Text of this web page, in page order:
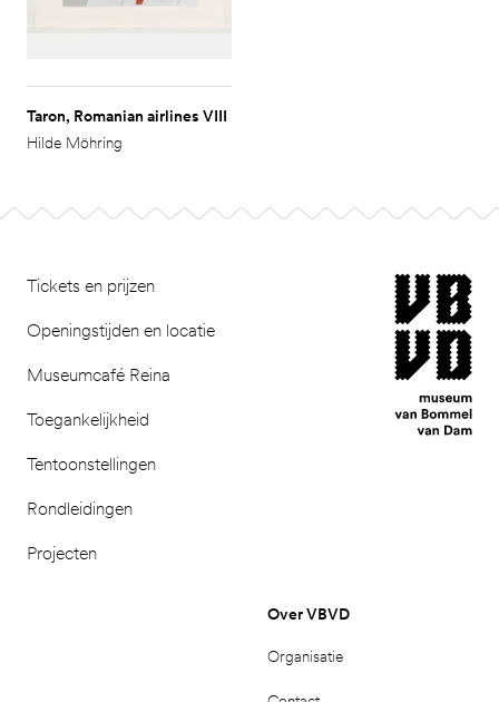
Taron, Romanian airlines VIII
Hilde Möhring
Tickets en prijzen
Openingstijden en locatie
Museumcafé Reina
Toegankelijkheid
Tentoonstellingen
Rondleidingen
Projecten
museum van
Over VBVD
Organisatie